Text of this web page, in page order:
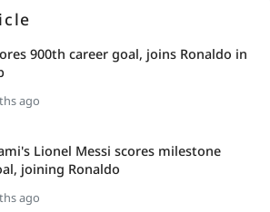
900th career goal, joins Ronaldo in
ago
Lionel Messi scores milestone
joining Ronaldo
ago